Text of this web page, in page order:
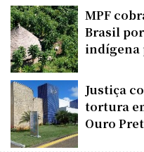
MPF
Brasil
indígena
Justiça
tortura
Ouro